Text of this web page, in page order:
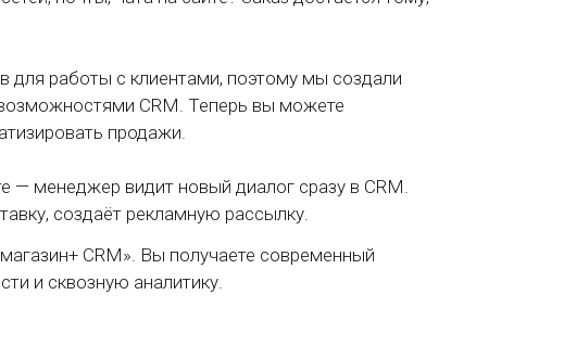
для работы с клиентами, поэтому мы создали
CRM. Теперь вы можете
продажи.
— менеджер видит новый диалог сразу в CRM.
создаёт рекламную рассылку.
CRM». Вы получаете современный
и сквозную аналитику.